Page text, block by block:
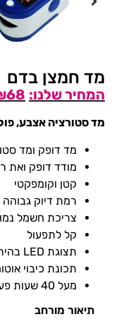
מד חמצן בדם
68
מד סטורציה אצבע,
מד דופק ומד
מודד דופק ואת
קטן וקומפקטי
רמת דיוק גבוהה
צריכת חשמל
קל לתפעול
תצוגת LED בהירה וברורה
תכונת כיבוי אוטומטית תוך 5
מעל 40 שעות פעולה
תיאור מורחב